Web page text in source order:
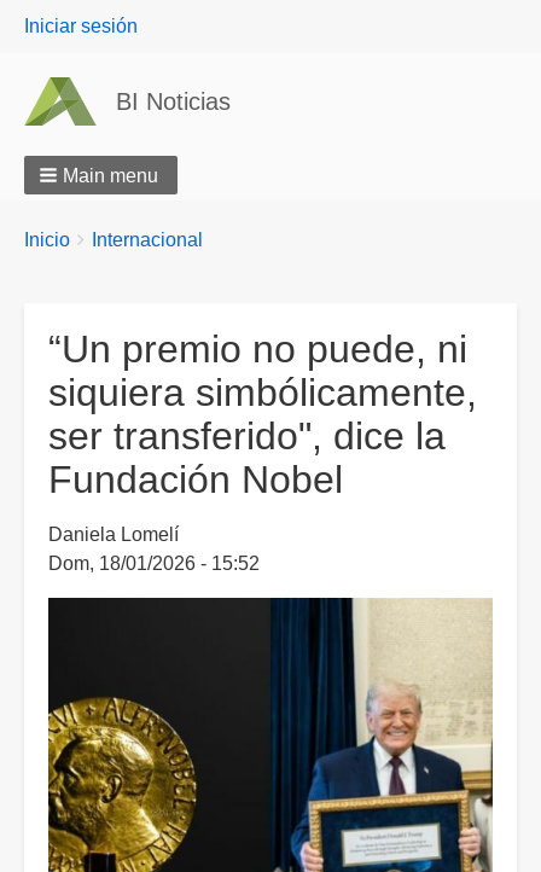
User
Iniciar sesión
BI Noticias
Main menu
Breadcrumbs
You
Inicio Internacional
“Un premio no puede, ni
siquiera simbólicamente,
ser transferido", dice la
Fundación Nobel
Daniela Lomelí
Dom, 18/01/2026 - 15:52